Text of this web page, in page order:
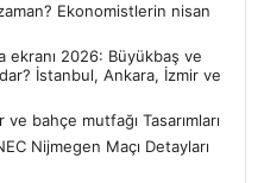
Ekonomistlerin nisan
ekranı 2026: Büyükbaş ve
İstanbul, Ankara, İzmir ve
bahçe mutfağı Tasarımları
Nijmegen Maçı Detayları